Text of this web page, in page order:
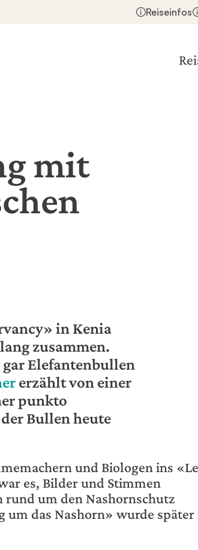
Reiseinfos
mit
in Kenia
zusammen.
Elefantenbullen
erzählt von einer
punkto
Bullen heute
und Biologen ins
es, Bilder und Stimmen
um den Nashornschutz
das Nashorn» wurde später